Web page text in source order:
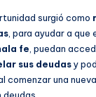
surgió como
, para ayudar a
fe , puedan
sus deudasy
al comenzar una